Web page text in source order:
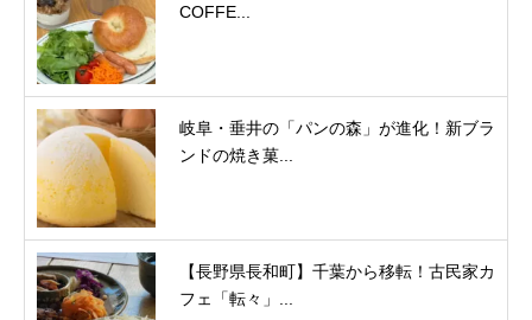
COFFE...
岐阜・垂井の「パンの森」が進化！新ブラ
ンドの焼き菓...
【長野県長和町】千葉から移転！古民家カ
フェ「転々」...